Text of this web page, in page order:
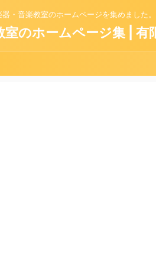
器・音楽教室のホームページを集めました。
室のホームページ集 | 有